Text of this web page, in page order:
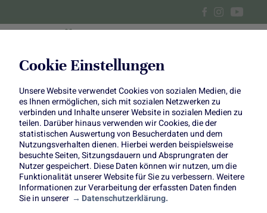
Cookie Einstellungen
Unsere Website verwendet Cookies von sozialen Medien, die
es Ihnen ermöglichen, sich mit sozialen Netzwerken zu
verbinden und Inhalte unserer Website in sozialen Medien zu
teilen. Darüber hinaus verwenden wir Cookies, die der
statistischen Auswertung von Besucherdaten und dem
Nutzungsverhalten dienen. Hierbei werden beispielsweise
besuchte Seiten, Sitzungsdauern und Absprungraten der
Nutzer gespeichert. Diese Daten können wir nutzen, um die
Funktionalität unserer Website für Sie zu verbessern. Weitere
Informationen zur Verarbeitung der erfassten Daten finden
Sie in unserer
Datenschutzerklärung.
Brombeer-Tarte
Brombeer-Tarte
Fruchtige Tarte für warme Sommertage